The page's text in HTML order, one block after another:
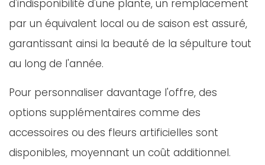
d'indisponibilité d'une plante, un remplacement
par un équivalent local ou de saison est assuré,
garantissant ainsi la beauté de la sépulture tout
au long de l'année.
Pour personnaliser davantage l'offre, des
options supplémentaires comme des
accessoires ou des fleurs artificielles sont
disponibles, moyennant un coût additionnel.